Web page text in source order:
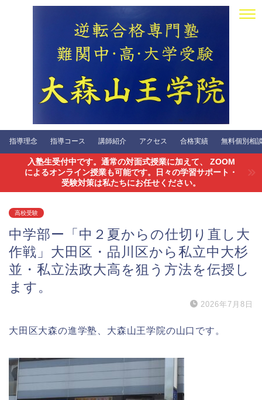
指導理念 指導コース 講師紹介 アクセス 合格実績 無料個別相
入塾生受付中です。通常の対面式授業に加えて、 ZOOM
によるオンライン授業も可能です。日々の学習サポート・
受験対策は私たちにお任せください。
高校受験
中学部ー「中２夏からの仕切り直し大
作戦」大田区・品川区から私立中大杉
並・私立法政大高を狙う方法を伝授し
ます。
2026年7月8日
大田区大森の進学塾、大森山王学院の山口です。